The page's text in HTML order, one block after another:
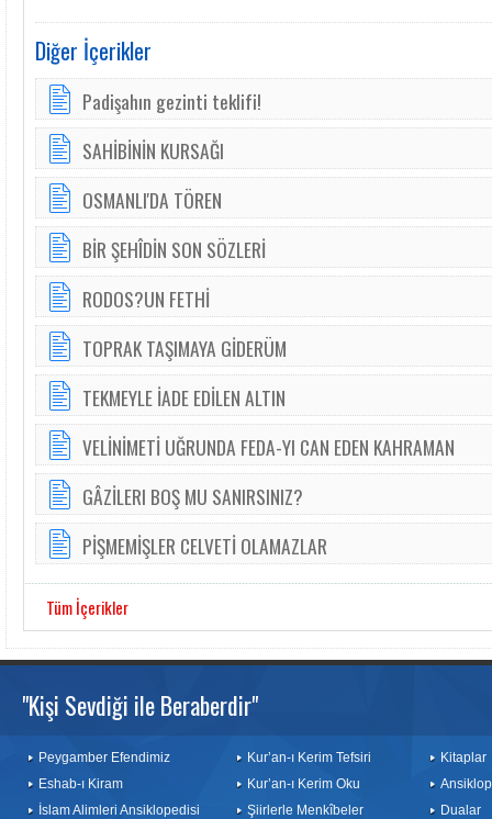
Diğer İçerikler
Padişahın gezinti teklifi!
SAHİBİNİN KURSAĞI
OSMANLI'DA TÖREN
BİR ŞEHÎDİN SON SÖZLERİ
RODOS?UN FETHİ
TOPRAK TAŞIMAYA GİDERÜM
TEKMEYLE İADE EDİLEN ALTIN
VELİNİMETİ UĞRUNDA FEDA-YI CAN EDEN KAHRAMAN
GÂZİLERI BOŞ MU SANIRSINIZ?
PİŞMEMİŞLER CELVETİ OLAMAZLAR
Tüm İçerikler
"Kişi Sevdiği ile Beraberdir"
Peygamber Efendimiz
Eshab-ı Kiram
İslam Alimleri Ansiklopedisi
Kur’an-ı Kerim Tefsiri
Kur’an-ı Kerim Oku
Şiirlerle Menkîbeler
Kitaplar
Dualar